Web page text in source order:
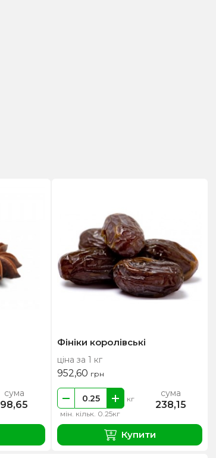
сума
98,65
Фініки королівські
ціна за 1 кг
952,60 грн
мін. кільк. 0.25кг
кг сума
238,15
Купити